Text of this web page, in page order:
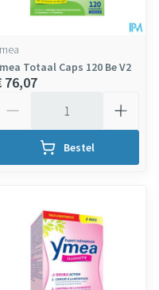
Totaal Caps 120 Be V2
76,07
Bestel